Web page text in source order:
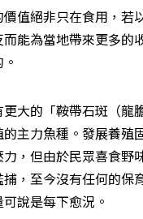
值絕非只在食用，若
能為當地帶來更多的
大的「鞍帶石斑（龍
主力魚種。發展養殖
，但由於民眾喜食野
，至今沒有任何的保
說是每下愈況。